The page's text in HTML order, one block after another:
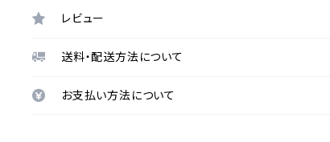
レビュー
送料・配送方法について
お支払い方法について